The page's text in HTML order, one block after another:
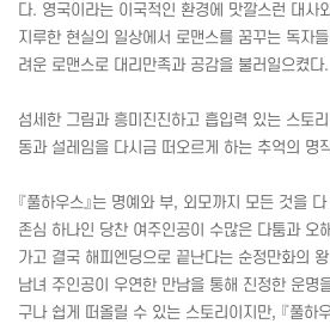
다. 영국이라는 이국적인 환경에 맛깔스런 대사
지루한 현실의 일상에서 로맨스를 꿈꾸는 독자
려운 로맨스로 대리만족과 공감을 불러일으켰다.
섬세한 그림과 흥미진진하고 흡입력 있는 스토
동과 설레임을 다시금 떠오르게 하는 추억의 명작
『풀하우스』는 명예와 부, 외모까지 모든 것을
존심 하나인 당찬 여주인공이 수많은 다툼과 오
가고 결국 해피엔딩으로 끝난다는 순정만화의
남녀 주인공이 우연한 만남을 통해 진정한 운명
구나 쉽게 떠올릴 수 있는 스토리이지만, 『풀하